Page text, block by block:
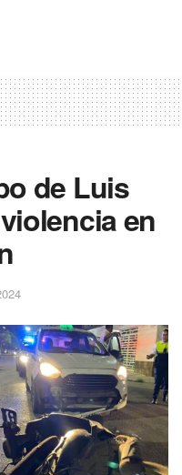
de Luis
en